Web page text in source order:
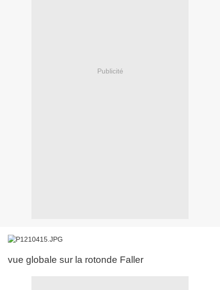
Publicité
vue globale sur la rotonde Faller